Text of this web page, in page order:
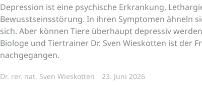
Depression ist eine psychische Erkrankung,
Bewusstseinsstörung. In ihren Symptomen ähneln
sich. Aber können Tiere überhaupt depressiv
Biologe und Tiertrainer Dr. Sven Wieskotten ist der
nachgegangen.
Dr. rer. nat. Sven Wieskotten 23. Juni 2026